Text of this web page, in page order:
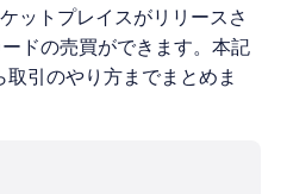
ットプレイスがリリースさ
ドの売買ができます。本記
引のやり方までまとめま